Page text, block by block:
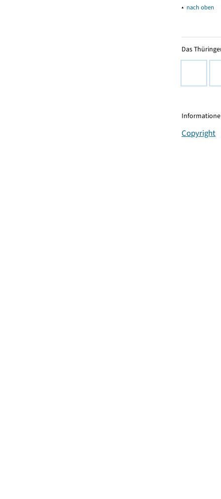
▴ nach oben
Das
Copyright